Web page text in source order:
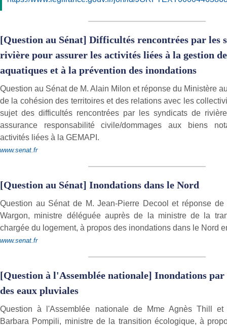
[Question au Sénat] Difficultés rencontrées par les
rivière pour assurer les activités liées à la gestion
aquatiques et à la prévention des inondations
Question au Sénat de M. Alain Milon et réponse du Ministère
de la cohésion des territoires et des relations avec les
sujet des difficultés rencontrées par les syndicats de
assurance responsabilité civile/dommages aux biens
activités liées à la GEMAPI.
www.senat.fr
[Question au Sénat] Inondations dans le Nord
Question au Sénat de M. Jean-Pierre Decool et réponse de
Wargon, ministre déléguée auprès de la ministre de la
chargée du logement, à propos des inondations dans le Nord
www.senat.fr
[Question à l'Assemblée nationale] Inondations
des eaux pluviales
Question à l'Assemblée nationale de Mme Agnès Thill
Barbara Pompili, ministre de la transition écologique, à